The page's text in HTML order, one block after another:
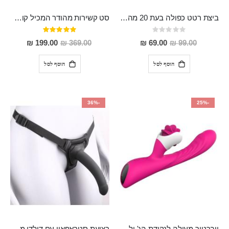
ביצת רטט כפולה בעת 20 מהירויות שונות עובדת ישירות מחשמל ללא צורך בבטריות "Ku"
Rating:
0%
99.00 ₪
מחיר
מבצע
69.00 ₪
הוסף לסל
סט קשירות מהודר המכיל קולר עם רצועה, מצבטי פטמות מקצועיים ואזיקי פרימיום "VESPA"
דירוג:
100%
369.00 ₪
מחיר
מבצע
199.00 ₪
הוסף לסל
-25%
-36%